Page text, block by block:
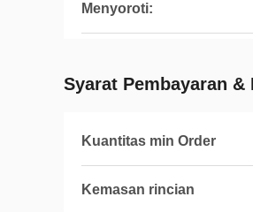
Menyoroti:
Syarat Pembayaran &
Kuantitas min Order
Kemasan rincian